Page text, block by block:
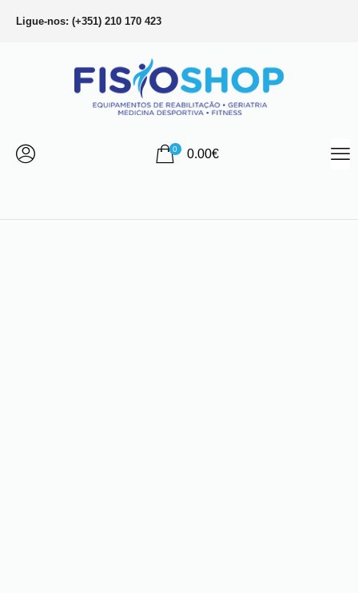
Ligue-nos: (+351) 210 170 423
0 0.00€